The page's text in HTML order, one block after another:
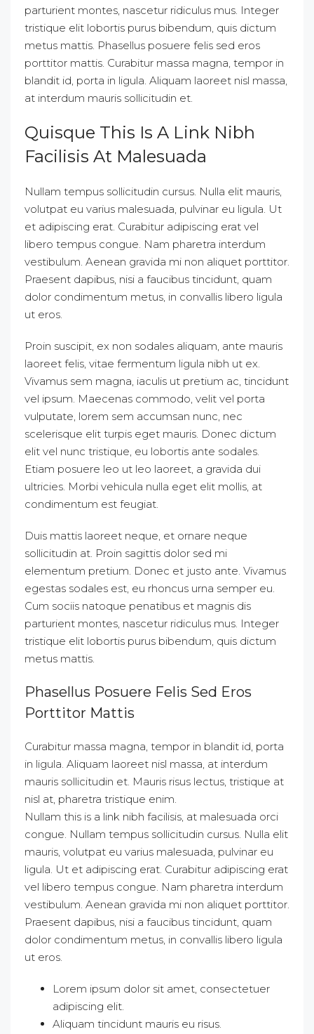
parturient montes, nascetur ridiculus mus. Integer
tristique elit lobortis purus bibendum, quis dictum
metus mattis. Phasellus posuere felis sed eros
porttitor mattis. Curabitur massa magna, tempor in
blandit id, porta in ligula. Aliquam laoreet nisl massa,
at interdum mauris sollicitudin et.
Quisque This Is A Link Nibh
Facilisis At Malesuada
Nullam tempus sollicitudin cursus. Nulla elit mauris,
volutpat eu varius malesuada, pulvinar eu ligula. Ut
et adipiscing erat. Curabitur adipiscing erat vel
libero tempus congue. Nam pharetra interdum
vestibulum. Aenean gravida mi non aliquet porttitor.
Praesent dapibus, nisi a faucibus tincidunt, quam
dolor condimentum metus, in convallis libero ligula
ut eros.
Proin suscipit, ex non sodales aliquam, ante mauris
laoreet felis, vitae fermentum ligula nibh ut ex.
Vivamus sem magna, iaculis ut pretium ac, tincidunt
vel ipsum. Maecenas commodo, velit vel porta
vulputate, lorem sem accumsan nunc, nec
scelerisque elit turpis eget mauris. Donec dictum
elit vel nunc tristique, eu lobortis ante sodales.
Etiam posuere leo ut leo laoreet, a gravida dui
ultricies. Morbi vehicula nulla eget elit mollis, at
condimentum est feugiat.
Duis mattis laoreet neque, et ornare neque
sollicitudin at. Proin sagittis dolor sed mi
elementum pretium. Donec et justo ante. Vivamus
egestas sodales est, eu rhoncus urna semper eu.
Cum sociis natoque penatibus et magnis dis
parturient montes, nascetur ridiculus mus. Integer
tristique elit lobortis purus bibendum, quis dictum
metus mattis.
Phasellus Posuere Felis Sed Eros
Porttitor Mattis
Curabitur massa magna, tempor in blandit id, porta
in ligula. Aliquam laoreet nisl massa, at interdum
mauris sollicitudin et. Mauris risus lectus, tristique at
nisl at, pharetra tristique enim.
Nullam this is a link nibh facilisis, at malesuada orci
congue. Nullam tempus sollicitudin cursus. Nulla elit
mauris, volutpat eu varius malesuada, pulvinar eu
ligula. Ut et adipiscing erat. Curabitur adipiscing erat
vel libero tempus congue. Nam pharetra interdum
vestibulum. Aenean gravida mi non aliquet porttitor.
Praesent dapibus, nisi a faucibus tincidunt, quam
dolor condimentum metus, in convallis libero ligula
ut eros.
Lorem ipsum dolor sit amet, consectetuer
adipiscing elit.
Aliquam tincidunt mauris eu risus.